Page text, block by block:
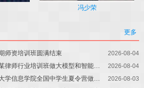
冯少荣
更多
师资培训班圆满结束 2026-08-04
林子雨老师应邀为广西某律师行业培训班做大模型和智能体讲座 2026-08-04
林子雨老师应邀为厦门大学信息学院全国中学生夏令营做大模型讲座 2026-08-03